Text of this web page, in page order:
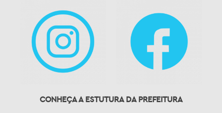
CONHEÇA A ESTUTURA DA PREFEITURA